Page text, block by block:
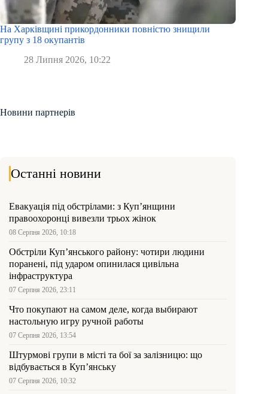
На Харківщині прикордонники повністю знищили
групу з 18 окупантів
28 Липня 2026, 10:22
Новини партнерів
Останні новини
Евакуація під обстрілами: з Куп’янщини
правоохоронці вивезли трьох жінок
08 Серпня 2026, 10:18
Обстріли Куп’янського району: чотири людини
поранені, під ударом опинилася цивільна
інфраструктура
07 Серпня 2026, 23:11
Что покупают на самом деле, когда выбирают
настольную игру ручной работы
07 Серпня 2026, 13:54
Штурмові групи в місті та бої за залізницю: що
відбувається в Куп’янську
07 Серпня 2026, 10:32